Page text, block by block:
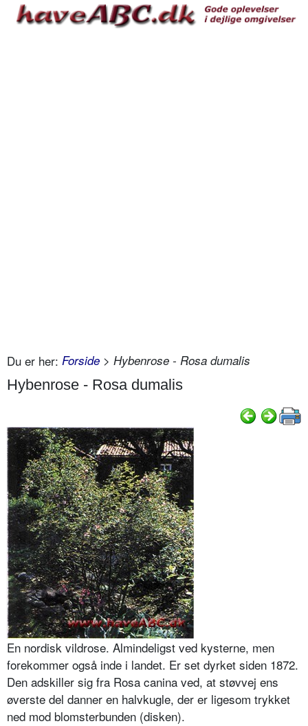
Du er her: Forside > Hybenrose - Rosa dumalis
Hybenrose - Rosa dumalis
En nordisk vildrose. Almindeligst ved kysterne, men
forekommer også inde i landet. Er set dyrket siden 1872.
Den adskiller sig fra Rosa canina ved, at støvvej ens
øverste del danner en halvkugle, der er ligesom trykket
ned mod blomsterbunden (disken).